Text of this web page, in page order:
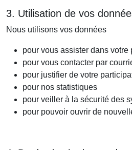
3. Utilisation de vos
Nous utilisons vos données
pour vous assister dans
pour vous contacter par
pour justifier de votre
pour nos statistiques
pour veiller à la sécurité des
pour pouvoir ouvrir de